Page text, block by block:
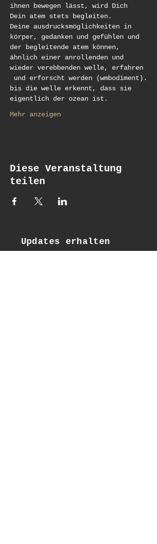
ihnen bewegen lässt, wird Dich
Dein atem stets begleiten.
Deine ausdrucksmöglichkeiten in
körper, gedanken und gefühlen und
der begleitende atem können,
ähnlich einer anrollenden und
wieder verebbenden welle, erfahren
und erforscht werden (wmbodiment).
bis die welle erkennt, dass sie
eigentlich der ozean ist.
Mehr anzeigen
Diese Veranstaltung
teilen
Updates erhalten